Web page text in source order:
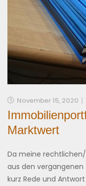
November 15, 2020
Marktwert
Da meine
aus den
kurz Rede und